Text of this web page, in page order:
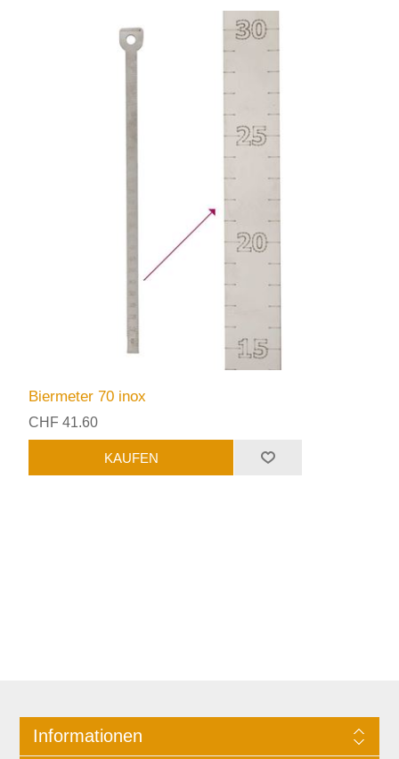
Biermeter 70 inox
CHF 41.60
Informationen